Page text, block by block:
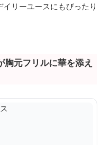
リーユースにもぴったり
胸元フリルに華を添え